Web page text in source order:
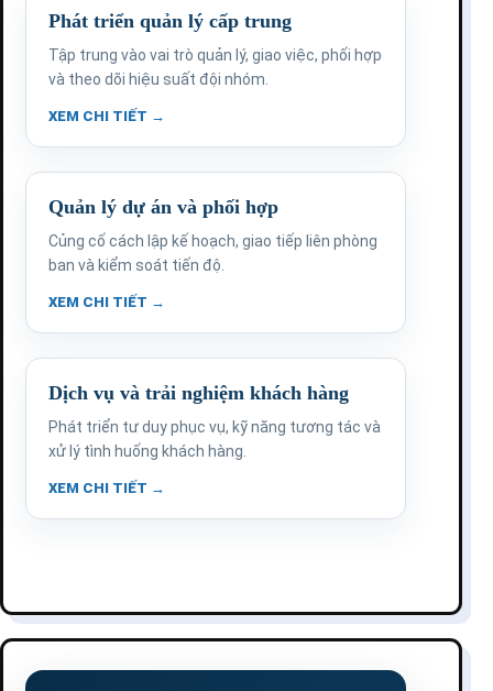
Phát triển quản lý cấp trung
Tập trung vào vai trò quản lý, giao việc, phối hợp
và theo dõi hiệu suất đội nhóm.
XEM CHI TIẾT →
Quản lý dự án và phối hợp
Củng cố cách lập kế hoạch, giao tiếp liên phòng
ban và kiểm soát tiến độ.
XEM CHI TIẾT →
Dịch vụ và trải nghiệm khách hàng
Phát triển tư duy phục vụ, kỹ năng tương tác và
xử lý tình huống khách hàng.
XEM CHI TIẾT →